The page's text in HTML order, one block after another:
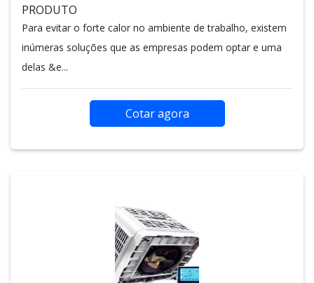
PRODUTO
Para evitar o forte calor no ambiente de trabalho, existem
inúmeras soluções que as empresas podem optar e uma
delas &e...
Cotar agora